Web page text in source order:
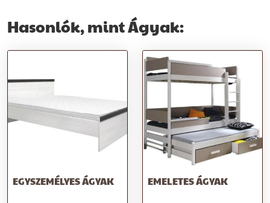
Hasonlók, mint Ágyak:
EGYSZEMÉLYES ÁGYAK EMELETES ÁGYAK